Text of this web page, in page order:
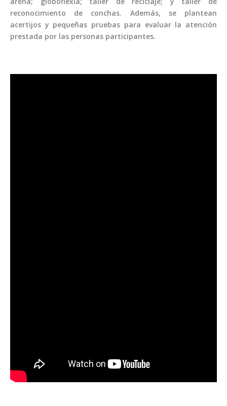
reconocimiento de conchas. Además, se plantean
acertijos y pequeñas pruebas para evaluar la atención
prestada por las personas participantes.